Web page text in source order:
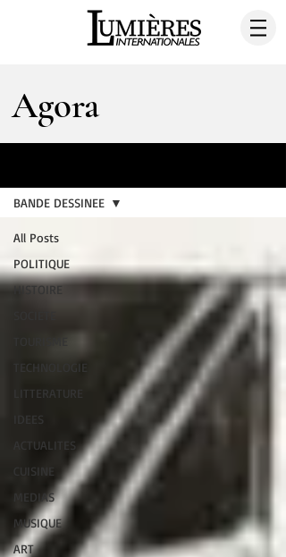
Agora
All Posts
POLITIQUE
HISTOIRE
TECHNOLOGIE
LITTERATURE
IDEES
ACTUALITES
CUISINE
MEDIAS
MUSIQUE
ART
BANDE DESSINEE